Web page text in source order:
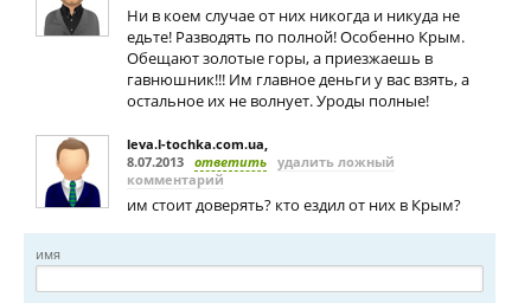
Ни в коем случае от них никогда и никуда не
едьте! Разводять по полной! Особенно Крым.
Обещают золотые горы, а приезжаешь в
гавнюшник!!! Им главное деньги у вас взять, а
остальное их не волнует. Уроды полные!
leva.l-tochka.com.ua,
8.07.2013 ответить удалить ложный
комментарий
им стоит доверять? кто ездил от них в Крым?
имя